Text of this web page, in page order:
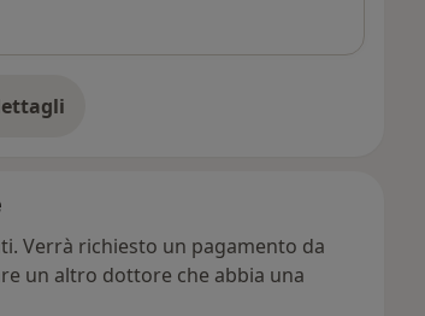
Verrà richiesto un pagamento da
un altro dottore che abbia una